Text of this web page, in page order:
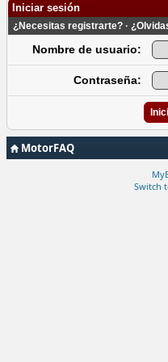
Iniciar sesión
¿Necesitas registrarte? ·
Nombre de usuario:
Contraseña:
MotorFAQ
Switch